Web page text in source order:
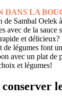
DANS LA
de Sambal Oelek
avec de la sauce
et délicieux?
de légumes font
avec un plat de
et légumes!